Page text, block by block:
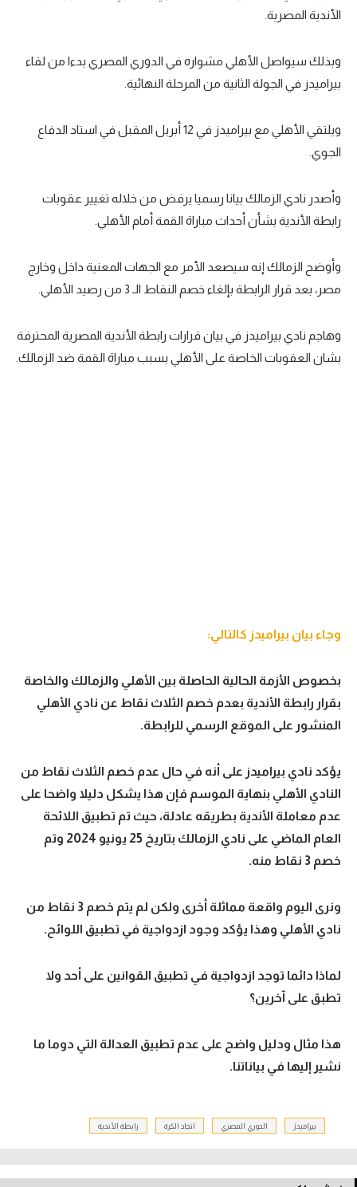
Gamers
تحليل في الجول
كويز في الجول
الأندية المصرية.
وبذلك سيواصل الأهلي مشواره في الدوري المصري بدءا من لقاء
بيراميدز في الجولة الثانية من المرحلة النهائية.
ويلتقي الأهلي مع بيراميدز في 12 أبريل المقبل في استاد الدفاع
الجوي.
وأصدر نادي الزمالك بيانا رسميا يرفض من خلاله تغيير عقوبات
رابطة الأندية بشأن أحداث مباراة القمة أمام الأهلي.
وأوضح الزمالك إنه سيصعد الأمر مع الجهات المعنية داخل وخارج
مصر، بعد قرار الرابطة بإلغاء خصم النقاط الـ 3 من رصيد الأهلي.
وهاجم نادي بيراميدز في بيان قرارات رابطة الأندية المصرية المحترفة
بشان العقوبات الخاصة على الأهلي بسبب مباراة القمة ضد الزمالك.
وجاء بيان بيراميدز كالتالي:
بخصوص الأزمة الحالية الحاصلة بين الأهلي والزمالك والخاصة
بقرار رابطة الأندية بعدم خصم الثلاث نقاط عن نادي الأهلي
المنشور على الموقع الرسمي للرابطة.
يؤكد نادي بيراميدز على أنه في حال عدم خصم الثلاث نقاط من
النادي الأهلي بنهاية الموسم فإن هذا يشكل دليلا واضحا على
عدم معاملة الأندية بطريقه عادلة، حيث تم تطبيق اللائحة
العام الماضي على نادي الزمالك بتاريخ 25 يونيو 2024 وتم
خصم 3 نقاط منه.
ونرى اليوم واقعة مماثلة أخرى ولكن لم يتم خصم 3 نقاط من
نادي الأهلي وهذا يؤكد وجود ازدواجية في تطبيق اللوائح.
لماذا دائما توجد ازدواجية في تطبيق القوانين على أحد ولا
تطبق على آخرين؟
هذا مثال ودليل واضح على عدم تطبيق العدالة التي دوما ما
نشير إليها في بياناتنا.
بيراميدز الدوري المصري اتحاد الكرة رابطة الأندية